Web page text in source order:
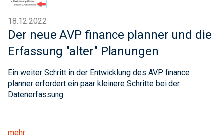
18.12.2022
Der neue AVP finance planner und die
Erfassung "alter" Planungen
Ein weiter Schritt in der Entwicklung des AVP finance
planner erfordert ein paar kleinere Schritte bei der
Datenerfassung
mehr